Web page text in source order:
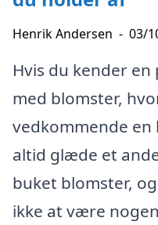
Henrik Andersen - 03/
Hvis du kender
med blomster,
vedkommende en
altid glæde et
buket blomster,
ikke at være